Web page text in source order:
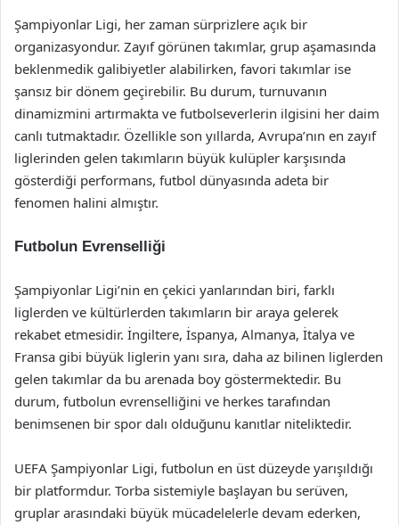
Şampiyonlar Ligi, her zaman sürprizlere açık bir
organizasyondur. Zayıf görünen takımlar, grup aşamasında
beklenmedik galibiyetler alabilirken, favori takımlar ise
şansız bir dönem geçirebilir. Bu durum, turnuvanın
dinamizmini artırmakta ve futbolseverlerin ilgisini her daim
canlı tutmaktadır. Özellikle son yıllarda, Avrupa’nın en zayıf
liglerinden gelen takımların büyük kulüpler karşısında
gösterdiği performans, futbol dünyasında adeta bir
fenomen halini almıştır.
Futbolun Evrenselliği
Şampiyonlar Ligi’nin en çekici yanlarından biri, farklı
liglerden ve kültürlerden takımların bir araya gelerek
rekabet etmesidir. İngiltere, İspanya, Almanya, İtalya ve
Fransa gibi büyük liglerin yanı sıra, daha az bilinen liglerden
gelen takımlar da bu arenada boy göstermektedir. Bu
durum, futbolun evrenselliğini ve herkes tarafından
benimsenen bir spor dalı olduğunu kanıtlar niteliktedir.
UEFA Şampiyonlar Ligi, futbolun en üst düzeyde yarışıldığı
bir platformdur. Torba sistemiyle başlayan bu serüven,
gruplar arasındaki büyük mücadelelerle devam ederken,